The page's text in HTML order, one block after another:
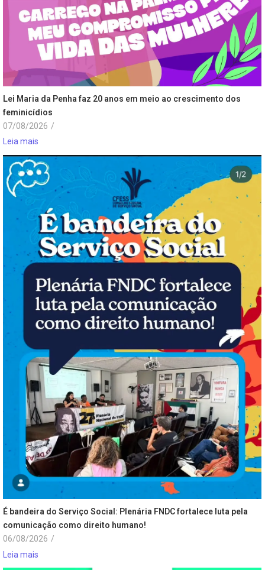
Lei Maria da Penha faz 20 anos em meio ao crescimento dos
feminicídios
07/08/2026 /
Leia mais
É bandeira do Serviço Social: Plenária FNDC fortalece luta pela
comunicação como direito humano!
06/08/2026 /
Leia mais